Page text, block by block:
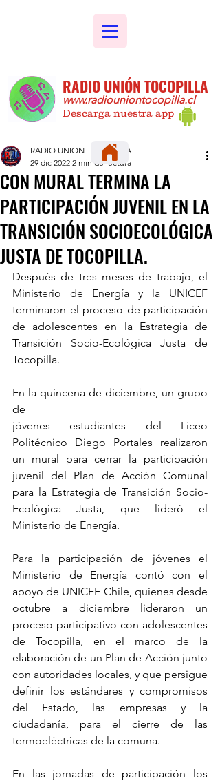
RADIO UNIÓN TOCOPILLA
www.radiouniontocopilla.cl
Descarga nuestra app
CON MURAL TERMINA LA
PARTICIPACIÓN JUVENIL EN LA
TRANSICIÓN SOCIOECOLÓGICA
JUSTA DE TOCOPILLA.
RADIO UNION TOCOPILLA
29 dic 2022 2 min de lectura
Después de tres meses de trabajo, el
Ministerio de Energía y la UNICEF
terminaron el proceso de participación
de adolescentes en la Estrategia de
Transición Socio-Ecológica Justa de
Tocopilla.
En la quincena de diciembre, un grupo
de
jóvenes estudiantes del Liceo
Politécnico Diego Portales realizaron
un mural para cerrar la participación
juvenil del Plan de Acción Comunal
para la Estrategia de Transición Socio-
Ecológica Justa, que lideró el
Ministerio de Energía.
Para la participación de jóvenes el
Ministerio de Energía contó con el
apoyo de UNICEF Chile, quienes desde
octubre a diciembre lideraron un
proceso participativo con adolescentes
de Tocopilla, en el marco de la
elaboración de un Plan de Acción junto
con autoridades locales, y que persigue
definir los estándares y compromisos
del Estado, las empresas y la
ciudadanía, para el cierre de las
termoeléctricas de la comuna.
En las jornadas de participación los